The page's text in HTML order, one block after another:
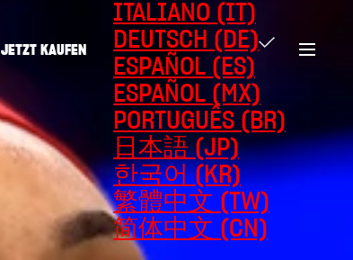
JETZT KAUFEN
ITALIANO (IT)
DEUTSCH (DE)
ESPAÑOL (ES)
ESPAÑOL (MX)
PORTUGUÊS (BR)
日本語 (JP)
한국어 (KR)
繁體中文 (TW)
简体中文 (CN)